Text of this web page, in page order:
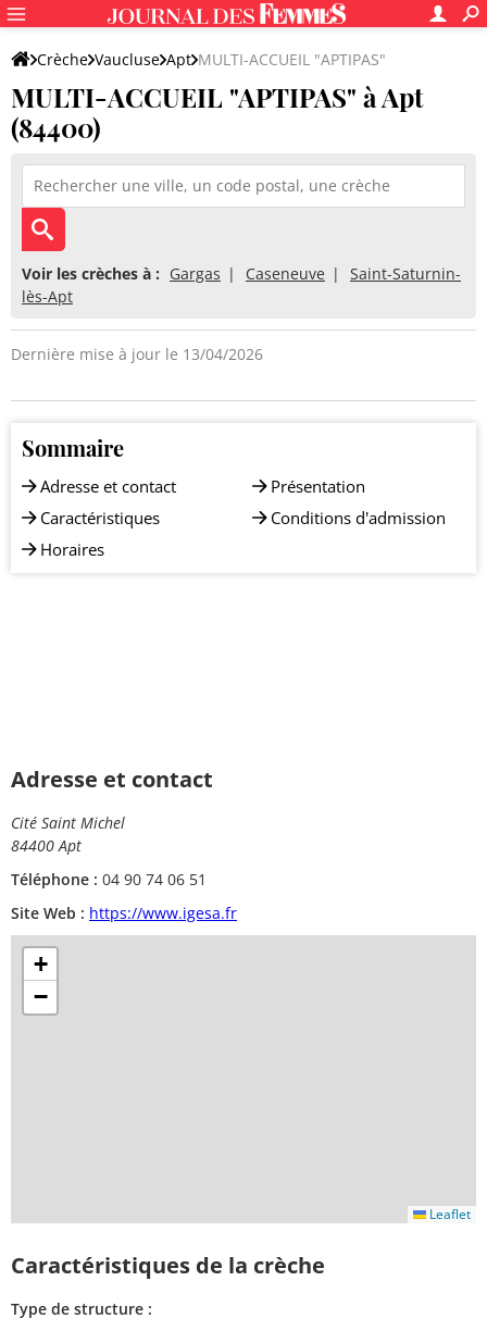
Crèche Vaucluse Apt MULTI-ACCUEIL "APTIPAS"
MULTI-ACCUEIL "APTIPAS" à Apt
(84400)
Voir les crèches à : Gargas Caseneuve
Saint-Saturnin-
lès-Apt
Dernière mise à jour le 13/04/2026
Sommaire
Adresse et contact
Caractéristiques
Horaires
Présentation
Conditions d'admission
Adresse et contact
Cité Saint Michel
84400 Apt
Téléphone : 04 90 74 06 51
Site Web : https://www.igesa.fr
+
−
Leaflet
Caractéristiques de la crèche
Type de structure :